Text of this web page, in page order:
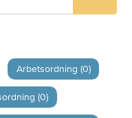
Arbetsordning (0)
(0)